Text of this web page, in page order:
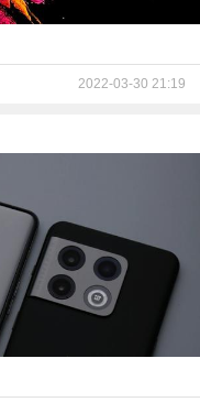
2022-03-30 21:19